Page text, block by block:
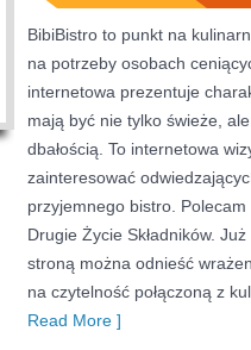
BibiBistro to punkt na
na potrzeby osobach
internetowa prezentuje
mają być nie tylko świeże,
dbałością. To internetowa
zainteresować
przyjemnego bistro.
Drugie Życie Składników.
stroną można odnieść
na czytelność połączoną z
Read More ]